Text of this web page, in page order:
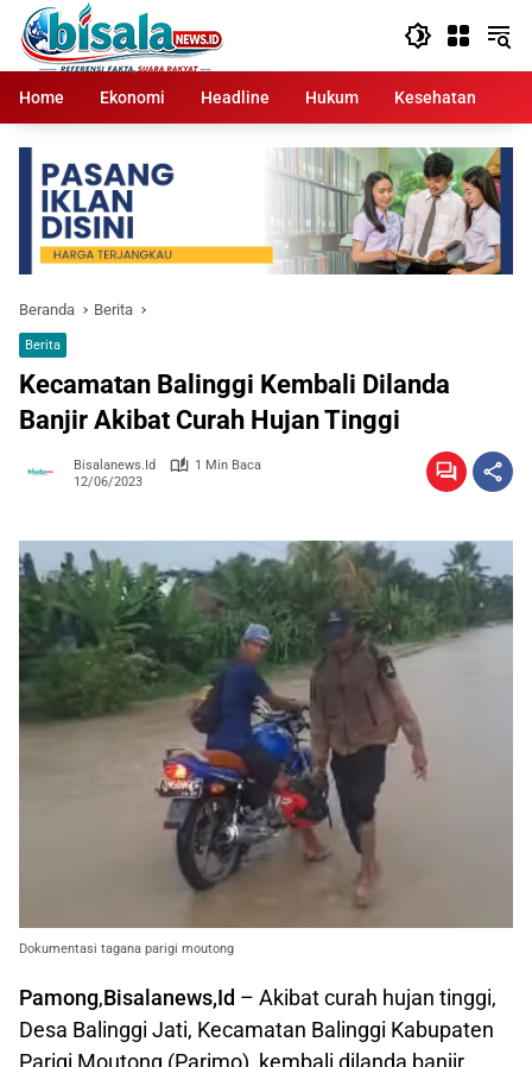
Langsung
konten
Home
Ekonomi Headline Hukum Kesehatan
Beranda Berita
Berita
Kecamatan Balinggi Kembali Dilanda
Banjir Akibat Curah Hujan Tinggi
Bisalanews.id
1 Min Baca
12/06/2023
Dokumentasi tagana parigi moutong
Pamong,Bisalanews,Id – Akibat curah hujan tinggi,
Desa Balinggi Jati, Kecamatan Balinggi Kabupaten
Parigi Moutong (Parimo), kembali dilanda banjir.